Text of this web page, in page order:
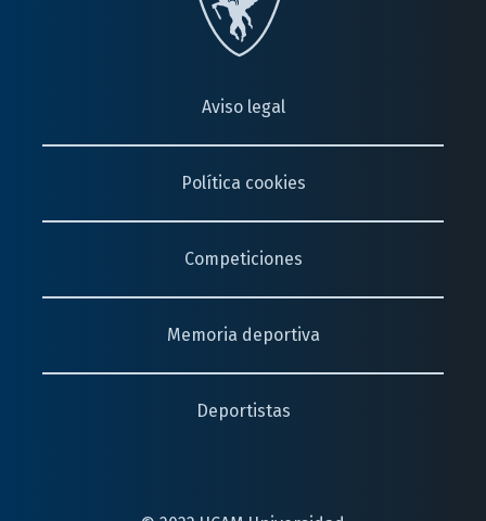
Aviso legal
Política cookies
Competiciones
Memoria deportiva
Deportistas